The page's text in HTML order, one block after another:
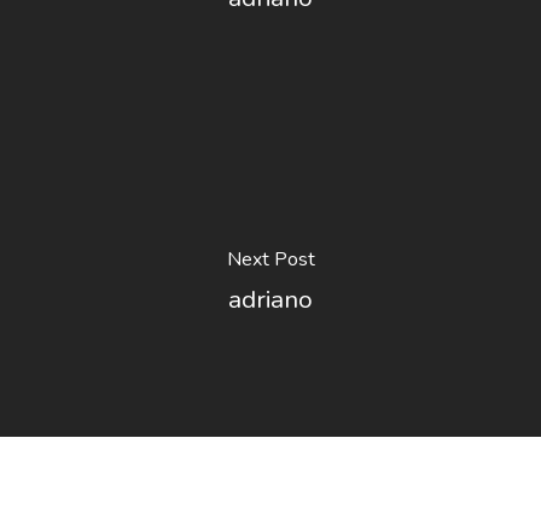
Next Post
adriano